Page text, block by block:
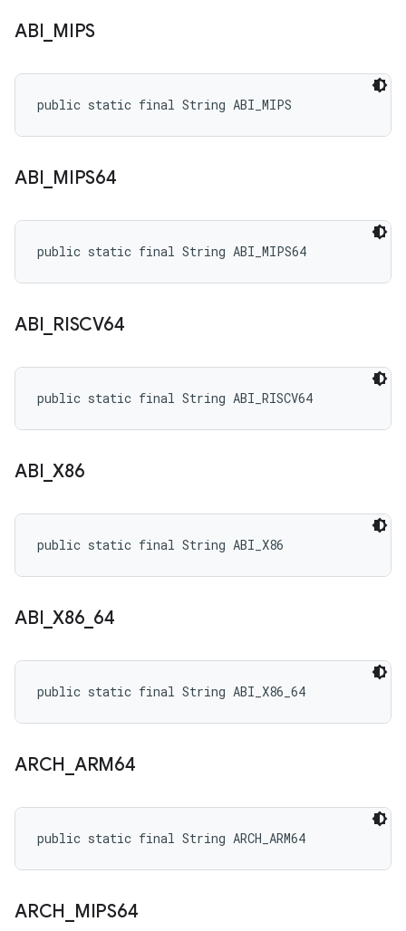
ABI MIPS
public static final String ABI_MIPS
ABI MIPS64
public static final String ABI_MIPS64
ABI RISCV64
public static final String ABI_RISCV64
ABI X86
public static final String ABI_X86
ABI X86 64
public static final String ABI_X86_64
ARCH ARM64
public static final String ARCH_ARM64
ARCH MIPS64